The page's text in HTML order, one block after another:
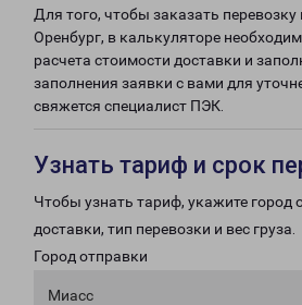
Для того, чтобы заказать
Оренбург, в калькуляторе
расчета стоимости доставки и
заполнения заявки с вами для
свяжется специалист ПЭК.
Узнать тариф и срок
Чтобы узнать тариф, укажите город
доставки, тип перевозки и вес груза.
Город отправки
Миасс